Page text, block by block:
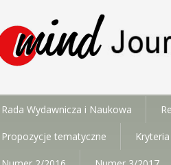
Rada Wydawnicza i Naukowa
Propozycje tematyczne